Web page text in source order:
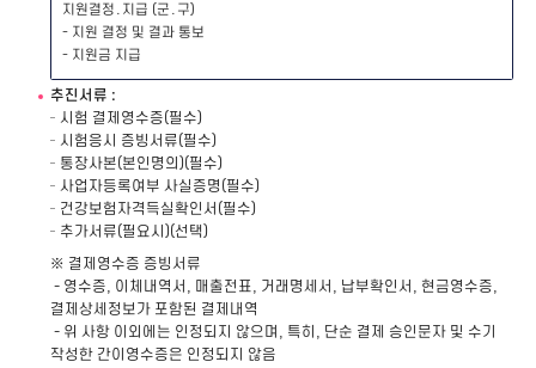
지원결정․지급 (군․구)
- 지원 결정 및 결과 통보
- 지원금 지급
추진서류 :
시험 결제영수증(필수)
시험응시 증빙서류(필수)
통장사본(본인명의)(필수)
사업자등록여부 사실증명(필수)
건강보험자격득실확인서(필수)
추가서류(필요시)(선택)
※ 결제영수증 증빙서류
- 영수증, 이체내역서, 매출전표, 거래명세서, 납부확인서, 현금영수증,
결제상세정보가 포함된 결제내역
- 위 사항 이외에는 인정되지 않으며, 특히, 단순 결제 승인문자 및 수기
작성한 간이영수증은 인정되지 않음